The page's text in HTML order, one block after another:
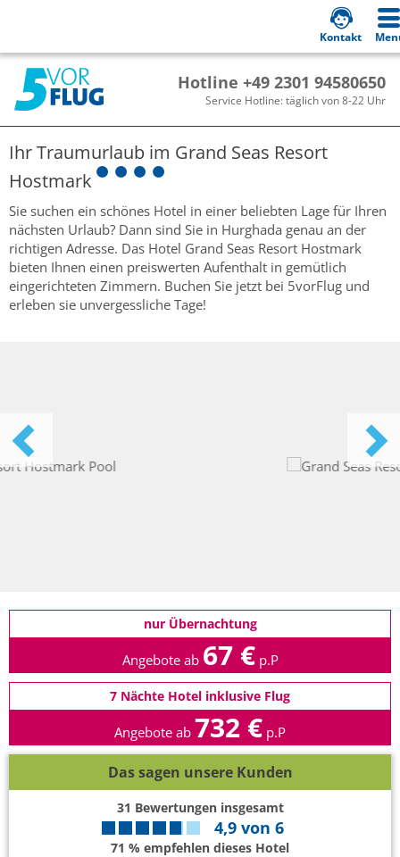
Hotline +49 2301 94580650
Service Hotline: täglich von 8-22 Uhr
Kontakt
Ihr Traumurlaub im Grand Seas Resort
Hostmark
Sie suchen ein schönes Hotel in einer beliebten Lage für Ihren
nächsten Urlaub? Dann sind Sie in Hurghada genau an der
richtigen Adresse. Das Hotel Grand Seas Resort Hostmark
bieten Ihnen einen preiswerten Aufenthalt in gemütlich
eingerichteten Zimmern. Buchen Sie jetzt bei 5vorFlug und
erleben sie unvergessliche Tage!
nur Übernachtung
Angebote ab 67 € p.P
7 Nächte Hotel inklusive Flug
Angebote ab 732 € p.P
Das sagen unsere Kunden
31 Bewertungen insgesamt
4,9 von 6
71 % empfehlen dieses Hotel